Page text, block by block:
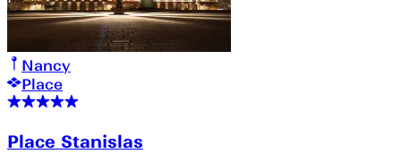
Nancy
Place
Place Stanislas